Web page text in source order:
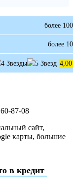
более 100
более 10
4,00
87-08
сайт,
карты, большие
в кредит